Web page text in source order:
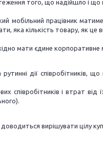
того, що надійшло і що
мобільний працівник
яка кількість товару, як це
мати єдине корпоративне
дії
співробітників і втрат
вирішувати цілу